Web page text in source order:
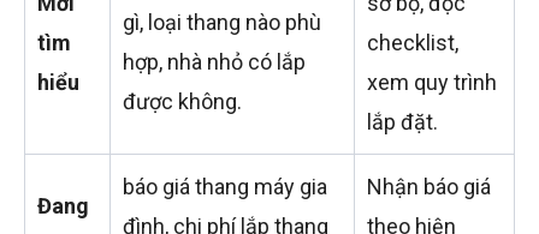
tìm
hiểu
gì, loại thang nào phù
hợp, nhà nhỏ có lắp
được không.
checklist,
xem quy trình
lắp đặt.
Đang
báo giá thang máy gia
đình, chi phí lắp thang
Nhận báo giá
theo hiện